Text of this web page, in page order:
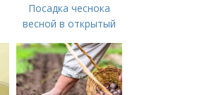
Посадка чеснока
весной в открытый